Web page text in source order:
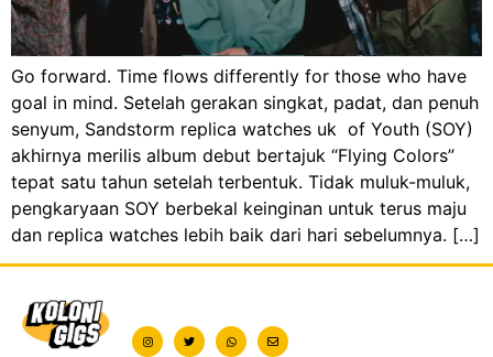
Go forward. Time flows differently for those who have
goal in mind. Setelah gerakan singkat, padat, dan penuh
senyum, Sandstorm replica watches uk of Youth (SOY)
akhirnya merilis album debut bertajuk “Flying Colors”
tepat satu tahun setelah terbentuk. Tidak muluk-muluk,
pengkaryaan SOY berbekal keinginan untuk terus maju
dan replica watches lebih baik dari hari sebelumnya. […]